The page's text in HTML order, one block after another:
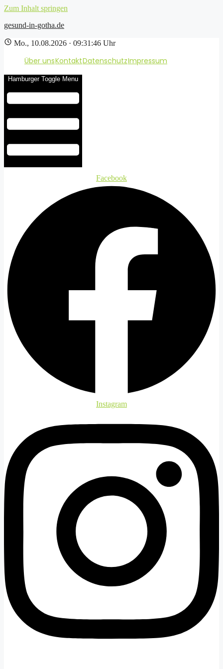
Zum Inhalt springen
gesund-in-gotha.de
Mo., 10.08.2026 · 09:31:46 Uhr
Über unsKontaktDatenschutzImpressum
Hamburger Toggle Menu
Facebook
Instagram